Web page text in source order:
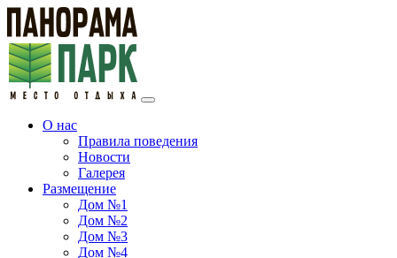
О нас
Правила поведения
Новости
Галерея
Размещение
Дом №1
Дом №2
Дом №3
Дом №4